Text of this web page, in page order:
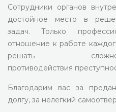
Сотрудники органов
достойное место в
задач. Только
отношение к работе
решать
противодействия
Благодарим вас за
долгу, за нелегкий